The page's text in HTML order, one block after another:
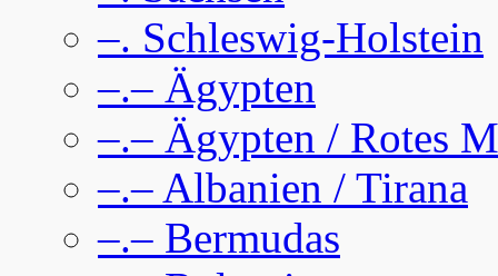
–. Schleswig-Holstein
–.– Ägypten
–.– Ägypten / Rotes
–.– Albanien / Tirana
–.– Bermudas